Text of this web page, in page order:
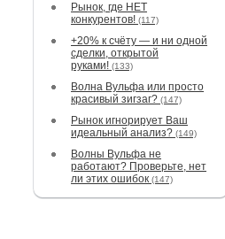
Рынок, где НЕТ
конкурентов! (117)
+20% к счёту — и ни одной
сделки, открытой
руками! (133)
Волна Вульфа или просто
красивый зигзаг? (147)
Рынок игнорирует Ваш
идеальный анализ? (149)
Волны Вульфа не
работают? Проверьте, нет
ли этих ошибок (147)